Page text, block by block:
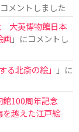
メントしました
大英博物館日本
画」にコメントし
北斎の絵」
」に
館100周年記念
越えた江戸絵